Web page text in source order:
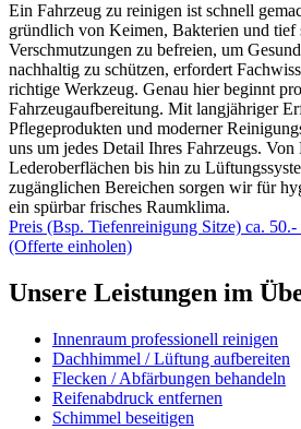
Ein Fahrzeug zu reinigen ist schnell
gründlich von Keimen, Bakterien und tief
Verschmutzungen zu befreien, um
nachhaltig zu schützen, erfordert
richtige Werkzeug. Genau hier beginnt
Fahrzeugaufbereitung. Mit langjähriger
Pflegeprodukten und moderner
uns um jedes Detail Ihres Fahrzeugs.
Lederoberflächen bis hin zu
zugänglichen Bereichen sorgen wir für
ein spürbar frisches Raumklima.
Preis (Bsp. Tiefenreinigung Sitze) ca.
(Offerte einholen)
Unsere Leistungen im
Innenraum professionell reinigen
Dachhimmel / Lüftung aufbereiten
Flecken / Abfärbungen behandeln
Reifenabdruck entfernen
Schimmel beseitigen